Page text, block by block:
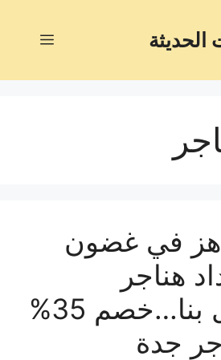
في غضون
هناجر
جدة..اتصل بنا…خصم 35%
جدة